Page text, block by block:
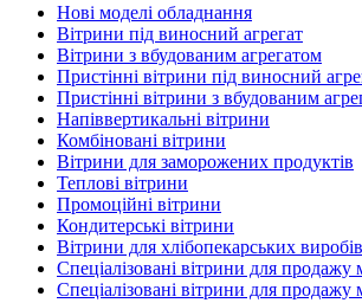
Нові моделі обладнання
Вітрини під виносний агрегат
Вітрини з вбудованим агрегатом
Пристінні вітрини під виносний
Пристінні вітрини з вбудованим
Напіввертикальні вітрини
Комбіновані вітрини
Вітрини для заморожених продуктів
Теплові вітрини
Промоційні вітрини
Кондитерські вітрини
Вітрини для хлібопекарських виробів
Спеціалізовані вітрини для продажу
Спеціалізовані вітрини для продажу